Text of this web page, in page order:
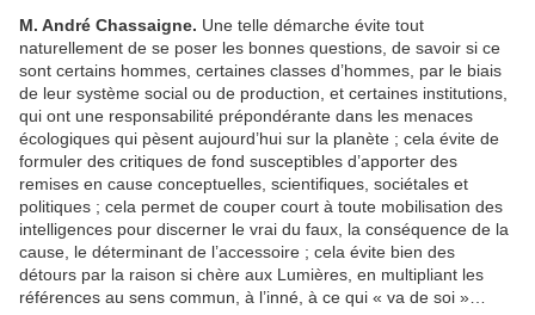
M. André Chassaigne. Une telle démarche évite tout
naturellement de se poser les bonnes questions, de savoir si ce
sont certains hommes, certaines classes d’hommes, par le biais
de leur système social ou de production, et certaines institutions,
qui ont une responsabilité prépondérante dans les menaces
écologiques qui pèsent aujourd’hui sur la planète ; cela évite de
formuler des critiques de fond susceptibles d’apporter des
remises en cause conceptuelles, scientifiques, sociétales et
politiques ; cela permet de couper court à toute mobilisation des
intelligences pour discerner le vrai du faux, la conséquence de la
cause, le déterminant de l’accessoire ; cela évite bien des
détours par la raison si chère aux Lumières, en multipliant les
références au sens commun, à l’inné, à ce qui « va de soi »…